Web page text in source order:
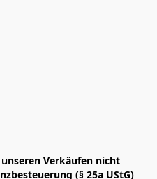
Verkäufen nicht
(§ 25a UStG)